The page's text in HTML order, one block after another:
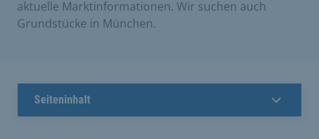
aktuelle Marktinformationen. Wir suchen auch
Grundstücke in München.
Seiteninhalt